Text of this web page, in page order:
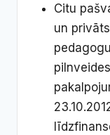
Citu
un